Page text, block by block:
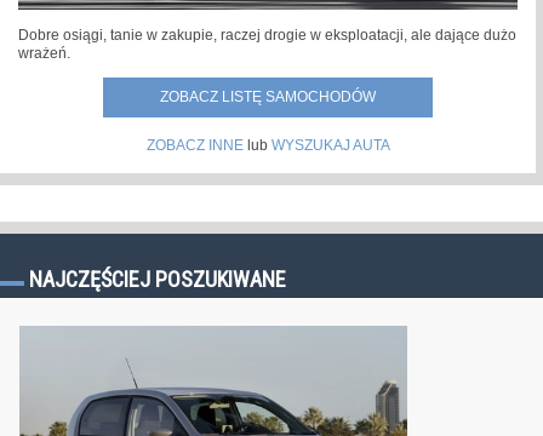
Dobre osiągi, tanie w zakupie, raczej drogie w eksploatacji, ale dające dużo
wrażeń.
ZOBACZ LISTĘ SAMOCHODÓW
ZOBACZ INNElub WYSZUKAJ AUTA
NAJCZĘŚCIEJ POSZUKIWANE